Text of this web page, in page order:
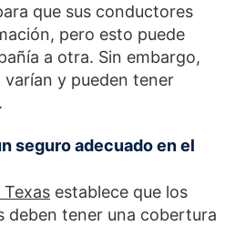
que sus conductores
pero esto puede
a otra. Sin embargo,
varían y pueden tener
seguro adecuado en el
Texas establece que los
deben tener una cobertura